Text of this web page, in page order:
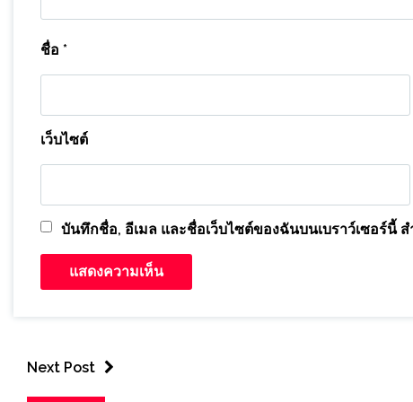
ชื่อ *
เว็บไซต์
บันทึกชื่อ, อีเมล และชื่อเว็บไซต์ของฉันบนเบราว์เซอร์นี้
Next Post